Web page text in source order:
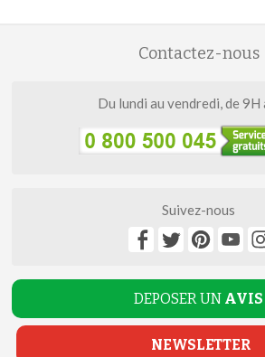
Contactez-nous
Du lundi au vendredi, de 9H
Suivez-nous
DEPOSER UN AVIS
NEWSLETTER